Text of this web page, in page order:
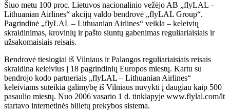
Šiuo metu 100 proc. Lietuvos nacionalinio vežėjo AB „flyLAL –
Lithuanian Airlines“ akcijų valdo bendrovė „flyLAL Group“.
Pagrindinė „flyLAL – Lithuanian Airlines“ veikla – keleivių
skraidinimas, krovinių ir pašto siuntų gabenimas reguliariaisiais ir
užsakomaisiais reisais.
Bendrovė tiesiogiai iš Vilniaus ir Palangos reguliariaisiais reisais
skraidina keleivius į 18 pagrindinių Europos miestų. Kartu su
bendrojo kodo partneriais „flyLAL – Lithuanian Airlines“
keleiviams suteikia galimybę iš Vilniaus nuvykti į daugiau kaip 500
pasaulio miestų. Nuo 2006 vasario 1 d. tinklapyje www.flylal.com/lt
startavo internetinės bilietų prekybos sistema.